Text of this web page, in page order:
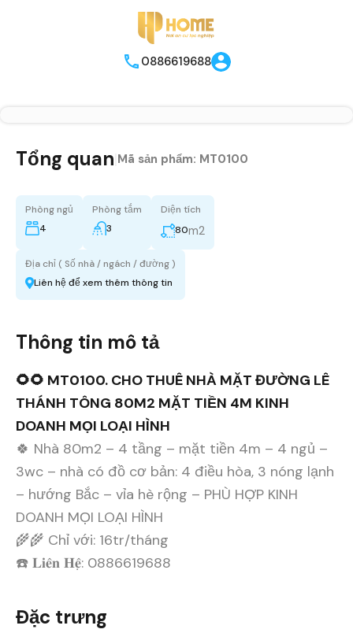
0886619688
Tổng quan Mã sản phẩm: MT0100
Phòng ngủ
4
Phòng tắm
3
Diện tích
80m2
Địa chỉ ( Số nhà / ngách / đường )
Liên hệ để xem thêm thông tin
Thông tin mô tả
🌻🌻 MT0100. CHO THUÊ NHÀ MẶT ĐƯỜNG LÊ
THÁNH TÔNG 80M2 MẶT TIỀN 4M KINH
DOANH MỌI LOẠI HÌNH
🍀 Nhà 80m2 – 4 tầng – mặt tiền 4m – 4 ngủ –
3wc – nhà có đồ cơ bản: 4 điều hòa, 3 nóng lạnh
– hướng Bắc – vỉa hè rộng – PHÙ HỢP KINH
DOANH MỌI LOẠI HÌNH
🌾🌾 Chỉ với: 16tr/tháng
☎️ 𝐋𝐢𝐞̂𝐧 𝐇𝐞̣̂: 0886619688
Đặc trưng